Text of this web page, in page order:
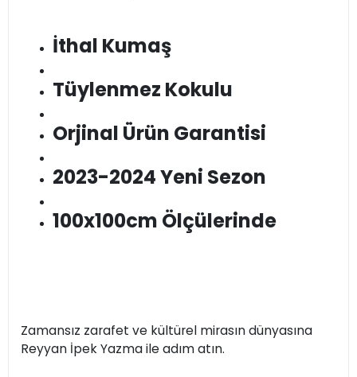
İthal Kumaş
Tüylenmez Kokulu
Orjinal Ürün Garantisi
2023-2024 Yeni Sezon
100x100cm Ölçülerinde
Zamansız zarafet ve kültürel mirasın dünyasına
Reyyan İpek Yazma ile adım atın.